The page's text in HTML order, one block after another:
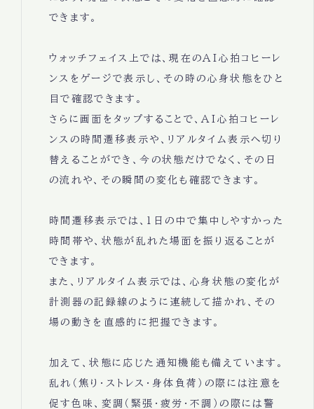
できます。
ウォッチフェイス上では、現在のAI心拍コヒーレ
ンスをゲージで表示し、その時の心身状態をひと
目で確認できます。
さらに画面をタップすることで、AI心拍コヒーレ
ンスの時間遷移表示や、リアルタイム表示へ切り
替えることができ、今の状態だけでなく、その日
の流れや、その瞬間の変化も確認できます。
時間遷移表示では、1日の中で集中しやすかった
時間帯や、状態が乱れた場面を振り返ることが
できます。
また、リアルタイム表示では、心身状態の変化が
計測器の記録線のように連続して描かれ、その
場の動きを直感的に把握できます。
加えて、状態に応じた通知機能も備えています。
乱れ（焦り・ストレス・身体負荷）の際には注意を
促す色味、変調（緊張・疲労・不調）の際には警